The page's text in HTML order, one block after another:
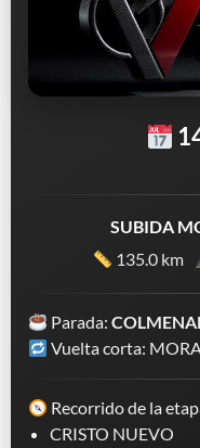
SUBIDA
135.0 km
Parada:
Vuelta corta:
Recorrido de la
CRISTO NUEVO